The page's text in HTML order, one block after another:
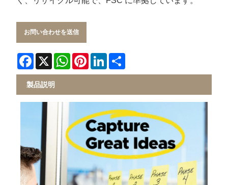
お問い合わせを送信
Facebook
X WhatsApp
PinterestLinkedIn
製品説明